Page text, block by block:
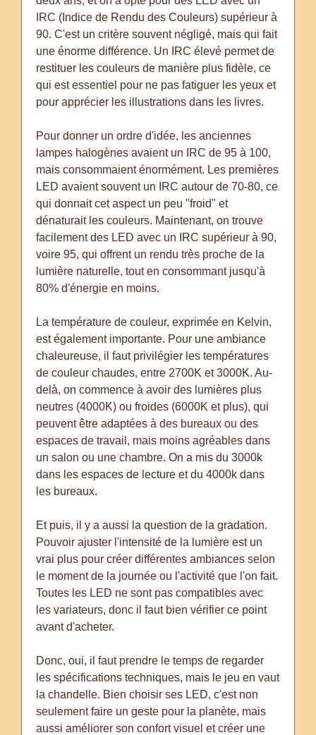
IRC (Indice de Rendu des Couleurs) supérieur à
90. C'est un critère souvent négligé, mais qui fait
une énorme différence. Un IRC élevé permet de
restituer les couleurs de manière plus fidèle, ce
qui est essentiel pour ne pas fatiguer les yeux et
pour apprécier les illustrations dans les livres.
Pour donner un ordre d'idée, les anciennes
lampes halogènes avaient un IRC de 95 à 100,
mais consommaient énormément. Les premières
LED avaient souvent un IRC autour de 70-80, ce
qui donnait cet aspect un peu "froid" et
dénaturait les couleurs. Maintenant, on trouve
facilement des LED avec un IRC supérieur à 90,
voire 95, qui offrent un rendu très proche de la
lumière naturelle, tout en consommant jusqu'à
80% d'énergie en moins.
La température de couleur, exprimée en Kelvin,
est également importante. Pour une ambiance
chaleureuse, il faut privilégier les températures
de couleur chaudes, entre 2700K et 3000K. Au-
delà, on commence à avoir des lumières plus
neutres (4000K) ou froides (6000K et plus), qui
peuvent être adaptées à des bureaux ou des
espaces de travail, mais moins agréables dans
un salon ou une chambre. On a mis du 3000k
dans les espaces de lecture et du 4000k dans
les bureaux.
Et puis, il y a aussi la question de la gradation.
Pouvoir ajuster l'intensité de la lumière est un
vrai plus pour créer différentes ambiances selon
le moment de la journée ou l'activité que l'on fait.
Toutes les LED ne sont pas compatibles avec
les variateurs, donc il faut bien vérifier ce point
avant d'acheter.
Donc, oui, il faut prendre le temps de regarder
les spécifications techniques, mais le jeu en vaut
la chandelle. Bien choisir ses LED, c'est non
seulement faire un geste pour la planète, mais
aussi améliorer son confort visuel et créer une